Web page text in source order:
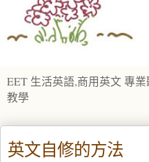
EET 生活英語,商用英文 專
教學
英文自修的方法